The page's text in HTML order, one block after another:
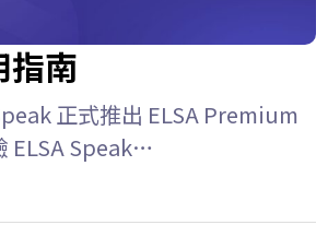
南
正式推出 ELSA Premium
ELSA Speak…